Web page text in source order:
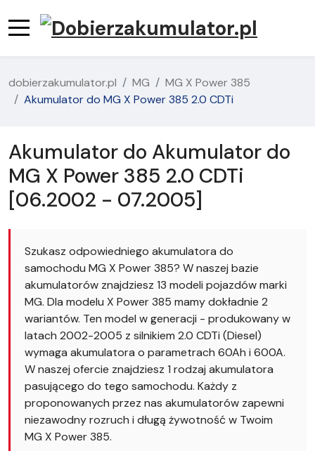
dobierzakumulator.pl MG
MG X Power 385
Akumulator do MG X Power 385 2.0 CDTi
Akumulator do Akumulator do
MG X Power 385 2.0 CDTi
[06.2002 - 07.2005]
Szukasz odpowiedniego akumulatora do
samochodu MG X Power 385? W naszej bazie
akumulatorów znajdziesz 13 modeli pojazdów marki
MG. Dla modelu X Power 385 mamy dokładnie 2
wariantów. Ten model w generacji - produkowany w
latach 2002-2005 z silnikiem 2.0 CDTi (Diesel)
wymaga akumulatora o parametrach 60Ah i 600A.
W naszej ofercie znajdziesz 1 rodzaj akumulatora
pasującego do tego samochodu. Każdy z
proponowanych przez nas akumulatorów zapewni
niezawodny rozruch i długą żywotność w Twoim
MG X Power 385.